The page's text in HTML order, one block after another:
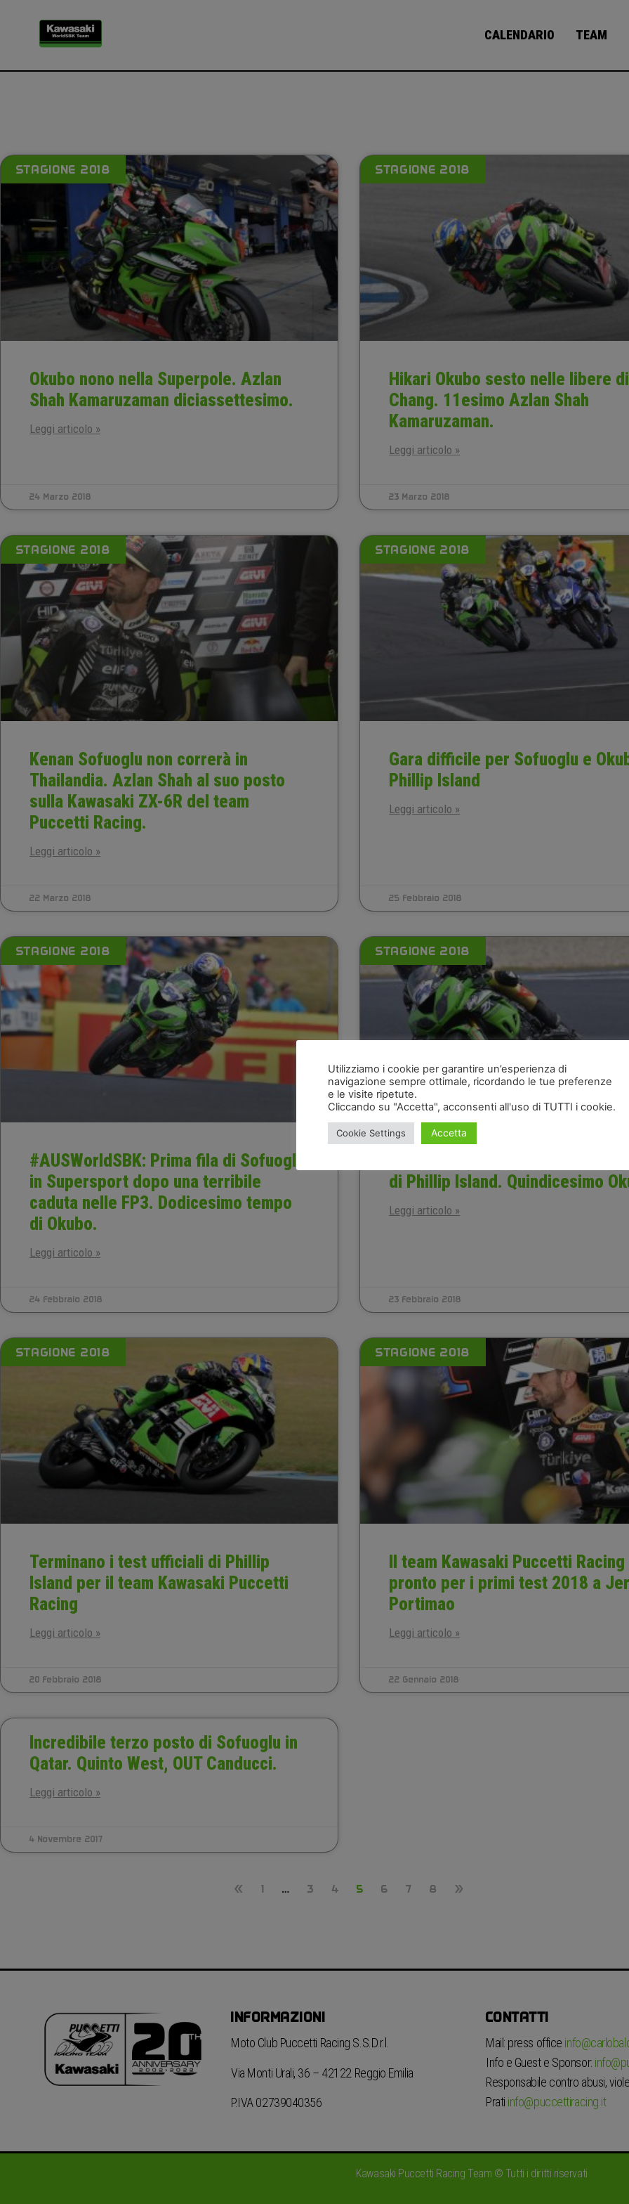
CALENDARIO TEAM
STAGIONE 2018
Okubo nono nella Superpole. Azlan
Shah Kamaruzaman diciassettesimo.
Leggi articolo »
24 Marzo 2018
STAGIONE 2018
Hikari Okubo sesto nelle libere di
Chang. 11esimo Azlan Shah
Kamaruzaman.
Leggi articolo »
23 Marzo 2018
STAGIONE 2018
Kenan Sofuoglu non correrà in
Thailandia. Azlan Shah al suo posto
sulla Kawasaki ZX-6R del team
Puccetti Racing.
Leggi articolo »
22 Marzo 2018
STAGIONE 2018
Gara difficile per Sofuoglu e
Phillip Island
Leggi articolo »
25 Febbraio 2018
STAGIONE 2018
#AUSWorldSBK: Prima fila di Sofuoglu
in Supersport dopo una terribile
caduta nelle FP3. Dodicesimo tempo
di Okubo.
Leggi articolo »
24 Febbraio 2018
STAGIONE 2018
di Phillip Island. Quindicesimo
Leggi articolo »
23 Febbraio 2018
STAGIONE 2018
Terminano i test ufficiali di Phillip
Island per il team Kawasaki Puccetti
Racing
Leggi articolo »
20 Febbraio 2018
STAGIONE 2018
Il team Kawasaki Puccetti Racing
pronto per i primi test 2018 a
Portimao
Leggi articolo »
22 Gennaio 2018
Incredibile terzo posto di Sofuoglu in
Qatar. Quinto West, OUT Canducci.
Leggi articolo »
4 Novembre 2017
« 1 … 3 4 5 6 7 8 »
INFORMAZIONI
Moto Club Puccetti Racing S.S.D.r.l.
Via Monti Urali, 36 – 42122 Reggio Emilia
P.IVA 02739040356
CONTATTI
Mail: press office
Info e Guest e Sponsor:
Responsabile contro abusi,
Prati info@puccettiracing.it
Kawasaki Puccetti Racing Team © Tutti i diritti riservati
Utilizziamo i cookie per garantire un’esperienza di
navigazione sempre ottimale, ricordando le tue preferenze
e le visite ripetute.
Cliccando su "Accetta", acconsenti all'uso di TUTTI i cookie.
Cookie Settings Accetta